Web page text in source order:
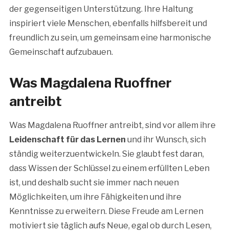
der gegenseitigen Unterstützung. Ihre Haltung
inspiriert viele Menschen, ebenfalls hilfsbereit und
freundlich zu sein, um gemeinsam eine harmonische
Gemeinschaft aufzubauen.
Was Magdalena Ruoffner
antreibt
Was Magdalena Ruoffner antreibt, sind vor allem ihre
Leidenschaft für das Lernen und ihr Wunsch, sich
ständig weiterzuentwickeln. Sie glaubt fest daran,
dass Wissen der Schlüssel zu einem erfüllten Leben
ist, und deshalb sucht sie immer nach neuen
Möglichkeiten, um ihre Fähigkeiten und ihre
Kenntnisse zu erweitern. Diese Freude am Lernen
motiviert sie täglich aufs Neue, egal ob durch Lesen,